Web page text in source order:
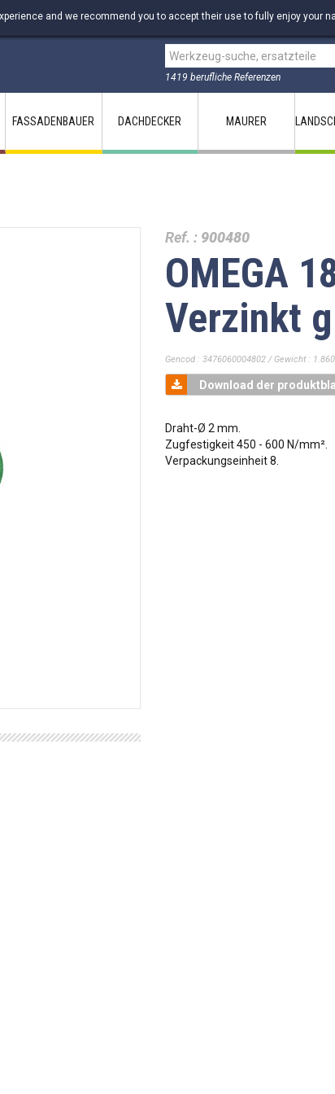
1419 berufliche Referenzen
and we recommend you to accept their use to fully enjoy your
FASSADENBAUER DACHDECKER MAURER
Ref. : 900480
OMEGA
Verzinkt
Gencod : 3476060004802 / Gewicht :
Download der
Draht-Ø 2 mm.
Zugfestigkeit 450 - 600 N/mm².
Verpackungseinheit 8.